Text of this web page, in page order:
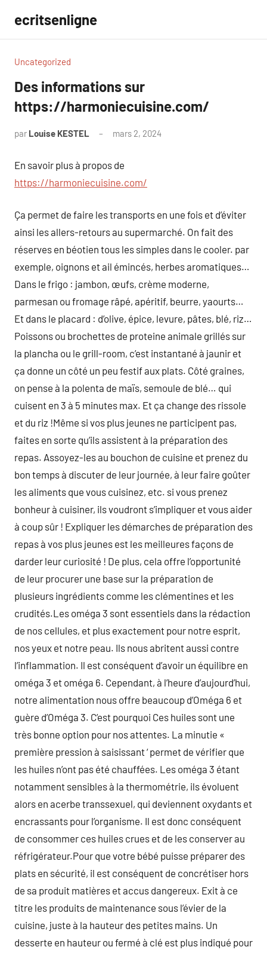
contenu
ecritsenligne
Uncategorized
Des informations sur
https://harmoniecuisine.com/
par Louise KESTEL mars 2, 2024
En savoir plus à propos de
https://harmoniecuisine.com/
Ça permet de faire les transports en une fois et d’éviter
ainsi les allers-retours au supermarché. On fait des
réserves en béotien tous les simples dans le cooler. par
exemple, oignons et ail émincés, herbes aromatiques…
Dans le frigo : jambon, œufs, crème moderne,
parmesan ou fromage râpé, apéritif, beurre, yaourts…
Et dans le placard : d’olive, épice, levure, pâtes, blé, riz…
Poissons ou brochettes de proteine animale grillés sur
la plancha ou le grill-room, c’est instantané à jaunir et
ça donne un côté un peu festif aux plats. Côté graines,
on pense à la polenta de maïs, semoule de blé… qui
cuisent en 3 à 5 minutes max. Et ça change des rissole
et du riz !Même si vos plus jeunes ne participent pas,
faites en sorte qu’ils assistent à la préparation des
repas. Assoyez-les au bouchon de cuisine et prenez du
bon temps à discuter de leur journée, à leur faire goûter
les aliments que vous cuisinez, etc. si vous prenez
bonheur à cuisiner, ils voudront s’impliquer et vous aider
à coup sûr ! Expliquer les démarches de préparation des
repas à vos plus jeunes est les meilleures façons de
darder leur curiosité ! De plus, cela offre l’opportunité
de leur procurer une base sur la préparation de
plusieurs ingrédients comme les clémentines et les
crudités.Les oméga 3 sont essentiels dans la rédaction
de nos cellules, et plus exactement pour notre esprit,
nos yeux et notre peau. Ils nous abritent aussi contre
l’inflammation. Il est conséquent d’avoir un équilibre en
oméga 3 et oméga 6. Cependant, à l’heure d’aujourd’hui,
notre alimentation nous offre beaucoup d’Oméga 6 et
guère d’Oméga 3. C’est pourquoi Ces huiles sont une
très bonne option pour nos attentes. La minutie «
première pression à saisissant ‘ permet de vérifier que
les huiles n’ont pas été chauffées. Les oméga 3 étant
notamment sensibles à la thermométrie, ils évoluent
alors en acerbe transsexuel, qui deviennent oxydants et
encrassants pour l’organisme. Il est donc conséquent
de consommer ces huiles crues et de les conserver au
réfrigérateur.Pour que votre bébé puisse préparer des
plats en sécurité, il est conséquent de concrétiser hors
de sa produit matières et accus dangereux. Exit à ce
titre les produits de maintenance sous l’évier de la
cuisine, juste à la hauteur des petites mains. Un
desserte en hauteur ou fermé à clé est plus indiqué pour